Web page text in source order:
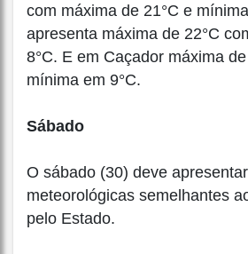
com máxima de 21°C e
apresenta máxima de 22°C
8°C. E em Caçador máxima
mínima em 9°C.
Sábado
O sábado (30) deve
meteorológicas semelhantes
pelo Estado.